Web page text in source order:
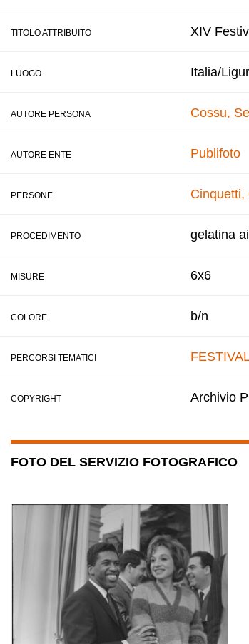
TITOLO ATTRIBUITO XIV
LUOGO Italia/
AUTORE PERSONA Cossu,
AUTORE ENTE Publifoto
PERSONE Cinquetti,
PROCEDIMENTO gelatina
MISURE 6x6
COLORE b/n
PERCORSI TEMATICI
COPYRIGHT Archivio
FOTO DEL SERVIZIO FOTOGRAFICO